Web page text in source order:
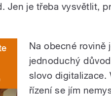
Jen je třeba vysvětlit,
Na obecné rovině
jednoduchý
slovo digitalizace.
řízení se jím